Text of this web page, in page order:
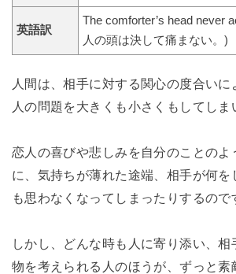
英語訳
The comforter’s head never
人の頭は決して痛まない。)
人間は、相手に対する関心の度合い
人の問題を大きくも小さくもしてしま
恋人の喜びや悲しみを自分のことのよ
に、気持ちが薄れた途端、相手が何を
も思わなくなってしまったりするので
しかし、どんな時も人に寄り添い、相
物を考えられる人のほうが、ずっと素